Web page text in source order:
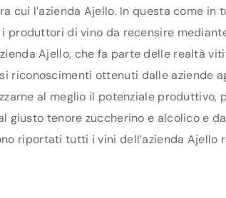
l’azienda Ajello. In questa come in
produttori di vino da recensire
Ajello, che fa parte delle realtà
riconoscimenti ottenuti dalle aziende
al meglio il potenziale
giusto tenore zuccherino e alcolico e
riportati tutti i vini dell’azienda